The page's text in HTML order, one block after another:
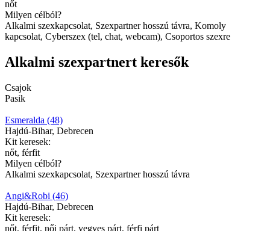
nőt
Milyen célból?
Alkalmi szexkapcsolat, Szexpartner hosszú távra, Komoly
kapcsolat, Cyberszex (tel, chat, webcam), Csoportos szexre
Alkalmi szexpartnert keresők
Csajok
Pasik
Esmeralda (48)
Hajdú-Bihar, Debrecen
Kit keresek:
nőt, férfit
Milyen célból?
Alkalmi szexkapcsolat, Szexpartner hosszú távra
Angi&Robi (46)
Hajdú-Bihar, Debrecen
Kit keresek:
nőt, férfit, női párt, vegyes párt, férfi párt